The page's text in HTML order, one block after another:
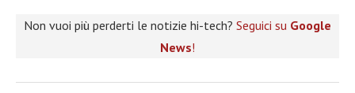
Non vuoi più perderti le notizie hi-tech? Seguici su Google
News!